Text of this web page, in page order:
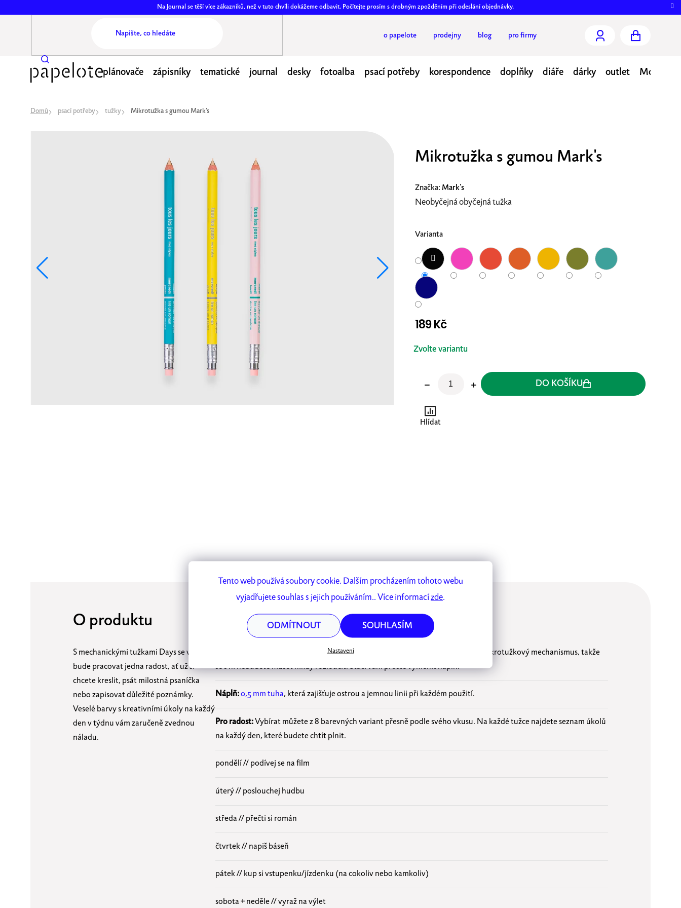
Tento web používá soubory cookie. Dalším procházením tohoto webu
vyjadřujete souhlas s jejich používáním.. Více informacízde.
Nastavení
ODMÍTNOUT SOUHLASÍM
na
Na Journal se těší více zákazníků, než v tuto chvíli dokážeme odbavit. Počítejte prosím s drobným zpožděním při odeslání objednávky.
o papelote prodejny blog pro firmy
KOŠÍK
plánovače zápisníky tematické journal desky fotoalba psací potřeby korespondence doplňky diáře dárky outlet Moje
Domů psací potřeby tužky Mikrotužka s gumou Mark's
Mikrotužka s gumou Mark's
Značka: Mark's
Neobyčejná obyčejná tužka
Varianta
189 Kč
Měrná
Zvolte variantu
DO KOŠÍKU
Hlídat
O produktu
S mechanickými tužkami Days se vám
bude pracovat jedna radost, ať už si
chcete kreslit, psát milostná psaníčka
nebo zapisovat důležité poznámky.
Veselé barvy s kreativními úkoly na každý
den v týdnu vám zaručeně zvednou
náladu.
Specifikace
Days má dřevěné tělo, vypadá jako běžná tužka, ale skrývá se v ní mikrotužkový mechanismus, takže
se s ní nebudete muset nikdy rozloučit. Stačí vám prostě vyměnit náplň.
Náplň:0,5 mm tuha, která zajišťuje ostrou a jemnou linii při každém použití.
Pro radost:Vybírat můžete z 8 barevných variant přesně podle svého vkusu. Na každé tužce najdete seznam úkolů
na každý den, které budete chtít plnit.
pondělí // podívej se na film
úterý // poslouchej hudbu
středa // přečti si román
čtvrtek // napiš báseň
pátek // kup si vstupenku/jízdenku (na cokoliv nebo kamkoliv)
sobota + neděle // vyraž na výlet